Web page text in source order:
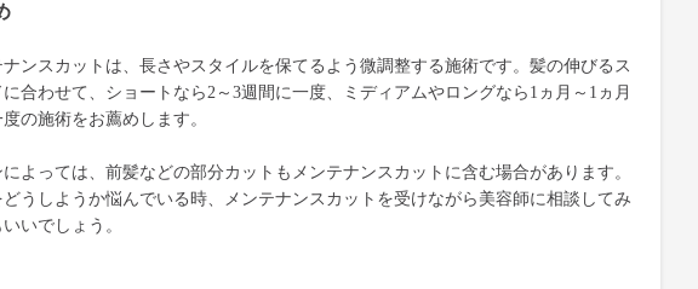
ナンスカットは、長さやスタイルを保てるよう微調整する施術です。髪の伸びるス
に合わせて、ショートなら2～3週間に一度、ミディアムやロングなら1ヵ月～1ヵ月
の施術をお薦めします。
よっては、前髪などの部分カットもメンテナンスカットに含む場合があります。
うしようか悩んでいる時、メンテナンスカットを受けながら美容師に相談してみ
いでしょう。